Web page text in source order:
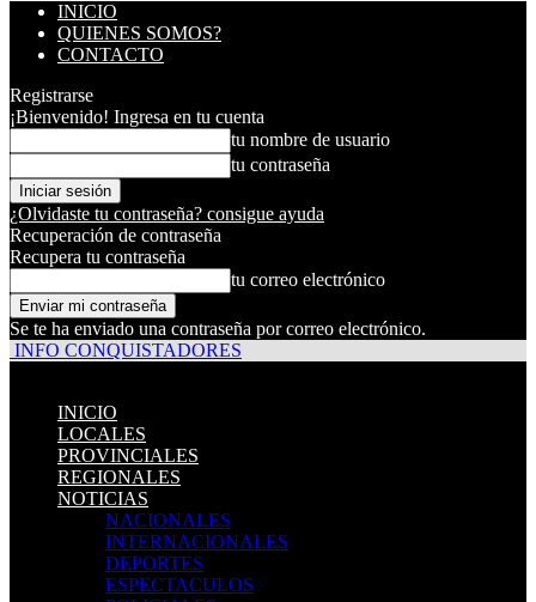
INICIO
QUIENES SOMOS?
CONTACTO
Registrarse
¡Bienvenido! Ingresa en tu cuenta
tu nombre de usuario
tu contraseña
¿Olvidaste tu contraseña? consigue ayuda
Recuperación de contraseña
Recupera tu contraseña
tu correo electrónico
Se te ha enviado una contraseña por correo electrónico.
INFO CONQUISTADORES
INICIO
LOCALES
PROVINCIALES
REGIONALES
NOTICIAS
NACIONALES
INTERNACIONALES
DEPORTES
ESPECTACULOS